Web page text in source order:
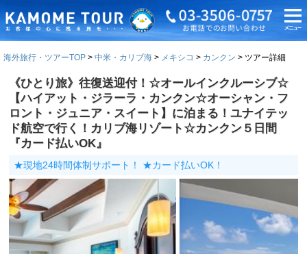
海外旅行・ツアーTOP 中米・カリブ海 メキシコ カンクン ツアー詳細
《ひとり旅》往復送迎付！☆オールインクルーシブ☆
【ハイアット・ジラーラ・カンクン☆オーシャン・フ
ロント・ジュニア・スイート】に泊まる！ユナイテッ
ド航空で行く！カリブ海リゾート☆カンクン５日間
『カード払いOK』
★現地24時間体制サポート！ ★カード払いOK！